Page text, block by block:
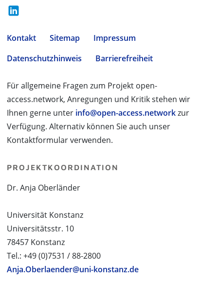
Kontakt Sitemap
Impressum
Datenschutzhinweis
Barrierefreiheit
Für allgemeine Fragen zum Projekt open-
access.network, Anregungen und Kritik stehen wir
Ihnen gerne unter info@open-access.networkzur
Verfügung. Alternativ können Sie auch unser
Kontaktformular verwenden.
PROJEKTKOORDINATION
Dr. Anja Oberländer
Universität Konstanz
Universitätsstr. 10
78457 Konstanz
Tel.: +49 (0)7531 / 88-2800
Anja.Oberlaender@uni-konstanz.de